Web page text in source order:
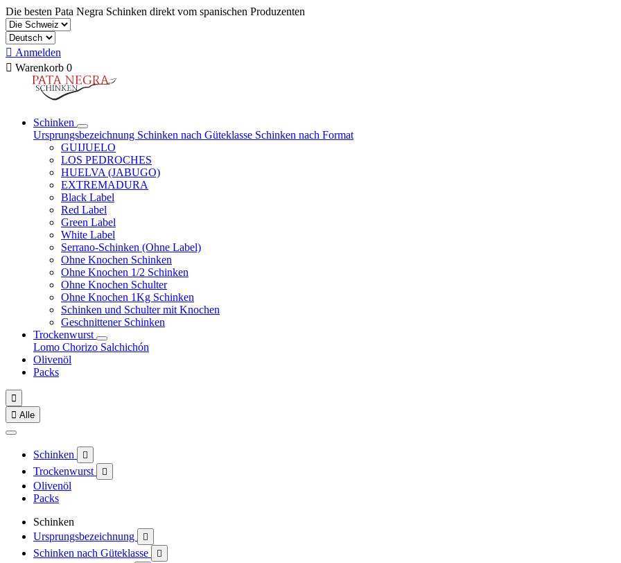
Die besten Pata Negra Schinken direkt vom spanischen Produzenten
 Anmelden
 Warenkorb 0
Schinken
Ursprungsbezeichnung Schinken nach Güteklasse Schinken nach Format
GUIJUELO
LOS PEDROCHES
HUELVA (JABUGO)
EXTREMADURA
Black Label
Red Label
Green Label
White Label
Serrano-Schinken (Ohne Label)
Ohne Knochen Schinken
Ohne Knochen 1/2 Schinken
Ohne Knochen Schulter
Ohne Knochen 1Kg Schinken
Schinken und Schulter mit Knochen
Geschnittener Schinken
Trockenwurst
Lomo Chorizo Salchichón
Olivenöl
Packs

 Alle
Schinken 
Trockenwurst 
Olivenöl
Packs
Schinken
Ursprungsbezeichnung

Schinken nach Güteklasse 